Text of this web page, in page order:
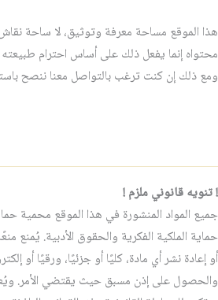
هذا الموقع مساحة معرفة وتوثيق، لا ساحة
محتواه إنما يفعل ذلك على أساس احترام طبيعته
ومع ذلك إن كنت ترغب بالتواصل معنا ننصح
! تنويه قانوني ملزم !
جميع المواد المنشورة في هذا الموقع محمية
حماية الملكية الفكرية والحقوق الأدبية. يُمنع
أو إعادة نشر أي مادة، كليًا أو جزئيًا، ورقيًا أو
والحصول على إذن مسبق حيث يقتضي الأمر.